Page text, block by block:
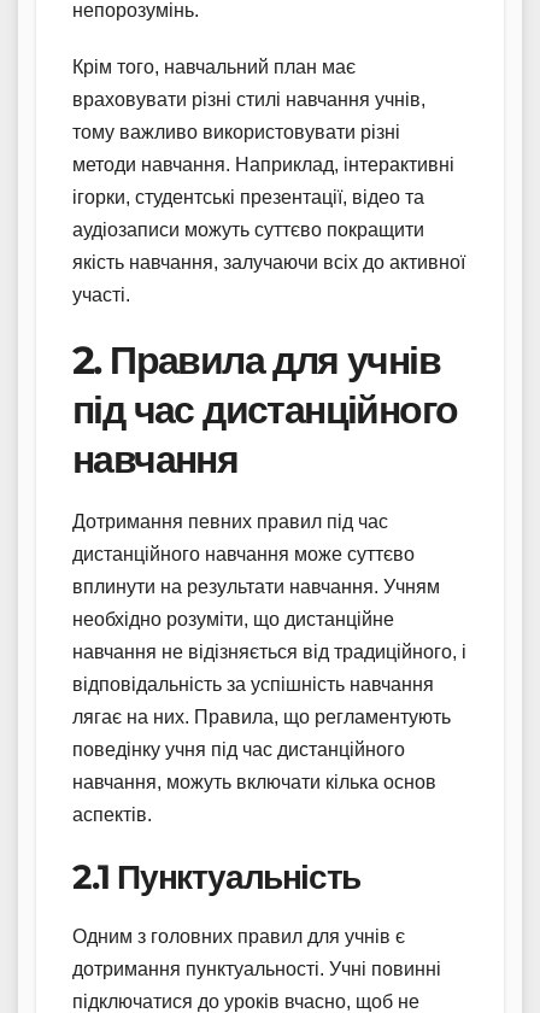
непорозумінь.
Крім того, навчальний план має
враховувати різні стилі навчання учнів,
тому важливо використовувати різні
методи навчання. Наприклад, інтерактивні
ігорки, студентські презентації, відео та
аудіозаписи можуть суттєво покращити
якість навчання, залучаючи всіх до активної
участі.
2. Правила для учнів
під час дистанційного
навчання
Дотримання певних правил під час
дистанційного навчання може суттєво
вплинути на результати навчання. Учням
необхідно розуміти, що дистанційне
навчання не відізняється від традиційного, і
відповідальність за успішність навчання
лягає на них. Правила, що регламентують
поведінку учня під час дистанційного
навчання, можуть включати кілька основ
аспектів.
2.1 Пунктуальність
Одним з головних правил для учнів є
дотримання пунктуальності. Учні повинні
підключатися до уроків вчасно, щоб не